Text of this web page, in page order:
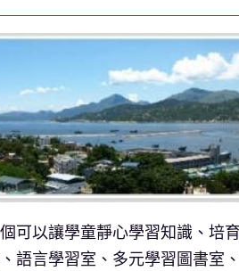
可以讓學童靜心學習知識、培
語言學習室、多元學習圖書室